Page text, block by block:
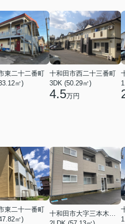
東二十二番町
㎡)
十和田市西二十三番町
3DK (50.29㎡)
4.5万円
東二十一番町
㎡)
十和田市大字三本木字上平